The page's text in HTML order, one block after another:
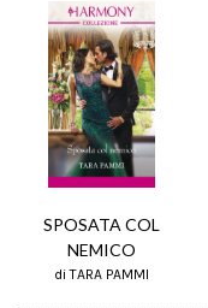
SPOSATA COL
NEMICO
di TARA PAMMI